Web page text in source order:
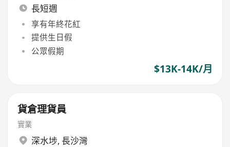
長短週
享有年終花紅
提供生日假
公眾假期
$13K-14K/月
貨倉理貨員
實業
深水埗, 長沙灣